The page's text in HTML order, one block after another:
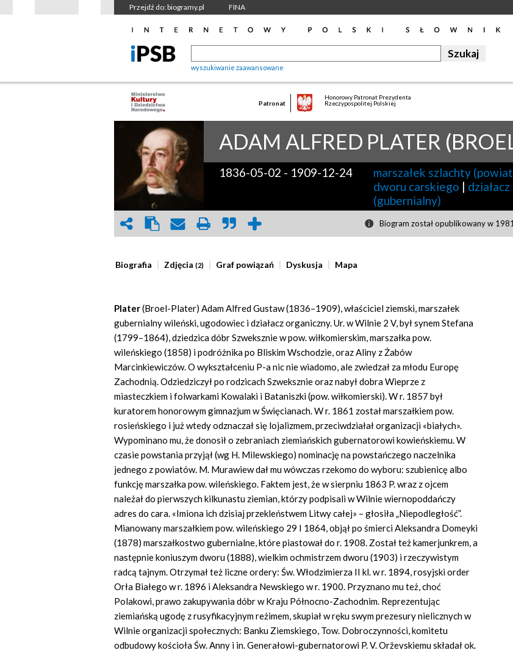
Przejdź do: biogramy.pl FINA
wyszukiwanie zaawansowane
Patronat
Honorowy Patronat Prezydenta
Rzeczypospolitej Polskiej
ADAM ALFRED PLATER
1836-05-02 - 1909-12-24 marszałek szlachty
dworu carskiego |
(gubernialny)
Biogram został opublikowany w
Biografia Zdjęcia(2) Graf powiązań Dyskusja Mapa
Plater(Broel-Plater) Adam Alfred Gustaw (1836–1909), właściciel ziemski, marszałek
gubernialny wileński, ugodowiec i działacz organiczny. Ur. w Wilnie 2 V, był synem Stefana
(1799–1864), dziedzica dóbr Szweksznie w pow. wiłkomierskim, marszałka pow.
wileńskiego (1858) i podróżnika po Bliskim Wschodzie, oraz Aliny z Żabów
Marcinkiewiczów. O wykształceniu P-a nic nie wiadomo, ale zwiedzał za młodu Europę
Zachodnią. Odziedziczył po rodzicach Szweksznie oraz nabył dobra Wieprze z
miasteczkiem i folwarkami Kowalaki i Bataniszki (pow. wiłkomierski). W r. 1857 był
kuratorem honorowym gimnazjum w Święcianach. W r. 1861 został marszałkiem pow.
rosieńskiego i już wtedy odznaczał się lojalizmem, przeciwdziałał organizacji «białych».
Wypominano mu, że donosił o zebraniach ziemiańskich gubernatorowi kowieńskiemu. W
czasie powstania przyjął (wg H. Milewskiego) nominację na powstańczego naczelnika
jednego z powiatów. M. Murawiew dał mu wówczas rzekomo do wyboru: szubienicę albo
funkcję marszałka pow. wileńskiego. Faktem jest, że w sierpniu 1863 P. wraz z ojcem
należał do pierwszych kilkunastu ziemian, którzy podpisali w Wilnie wiernopoddańczy
adres do cara. «Imiona ich dzisiaj przekleństwem Litwy całej» – głosiła „Niepodległość”.
Mianowany marszałkiem pow. wileńskiego 29 I 1864, objął po śmierci Aleksandra Domeyki
(1878) marszałkostwo gubernialne, które piastował do r. 1908. Został też kamerjunkrem, a
następnie koniuszym dworu (1888), wielkim ochmistrzem dworu (1903) i rzeczywistym
radcą tajnym. Otrzymał też liczne ordery: Św. Włodzimierza II kl. w r. 1894, rosyjski order
Orła Białego w r. 1896 i Aleksandra Newskiego w r. 1900. Przyznano mu też, choć
Polakowi, prawo zakupywania dóbr w Kraju Północno-Zachodnim. Reprezentując
ziemiańską ugodę z rusyfikacyjnym reżimem, skupiał w ręku swym prezesury nielicznych w
Wilnie organizacji społecznych: Banku Ziemskiego, Tow. Dobroczynności, komitetu
odbudowy kościoła Św. Anny i in. Generałowi-gubernatorowi P. V. Orževskiemu składał ok.